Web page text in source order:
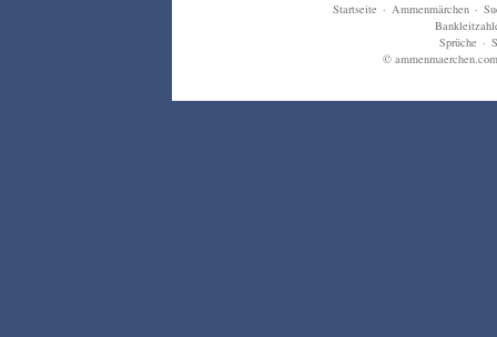
Startseite · Ammenmärchen ·
Sprüche ·
©